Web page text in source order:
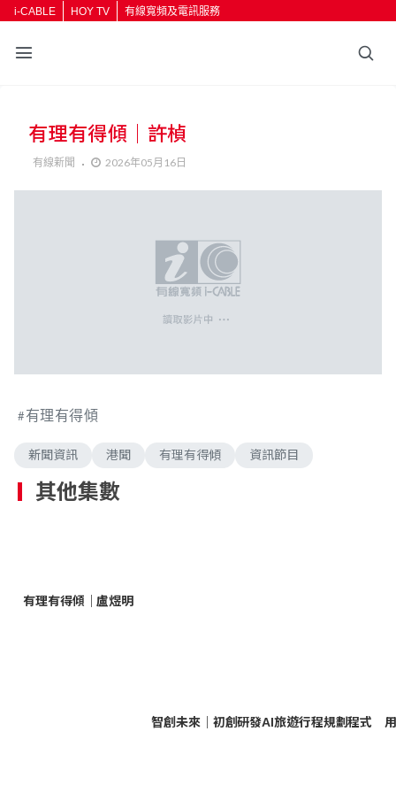
i-CABLE HOY TV 有線寬頻及電訊服務
按輸入鍵開始搜尋
有理有得傾｜許楨
有線新聞 2026年05月16日
有理有得傾
新聞資訊 港聞 有理有得傾 資訊節目
其他集數
有理有得傾｜盧煜明